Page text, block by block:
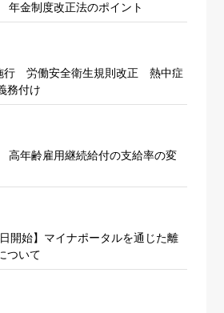
金制度改正法のポイント
行 労働安全衛生規則改正 熱中症
務付け
年齢雇用継続給付の支給率の変
開始】マイナポータルを通じた離
ついて